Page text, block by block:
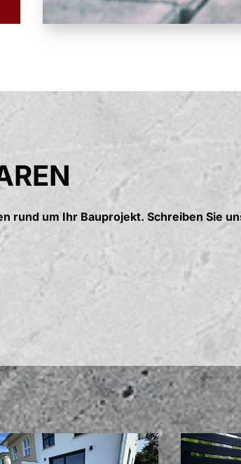
rund um Ihr Bauprojekt. Schreiben Sie